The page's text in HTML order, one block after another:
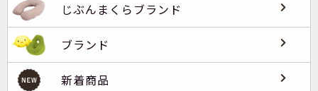
じぶんまくらブランド
ブランド
新着商品